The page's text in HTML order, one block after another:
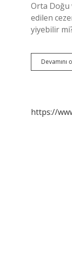
Orta Doğu
edilen
yiyebilir
Devamını
https://